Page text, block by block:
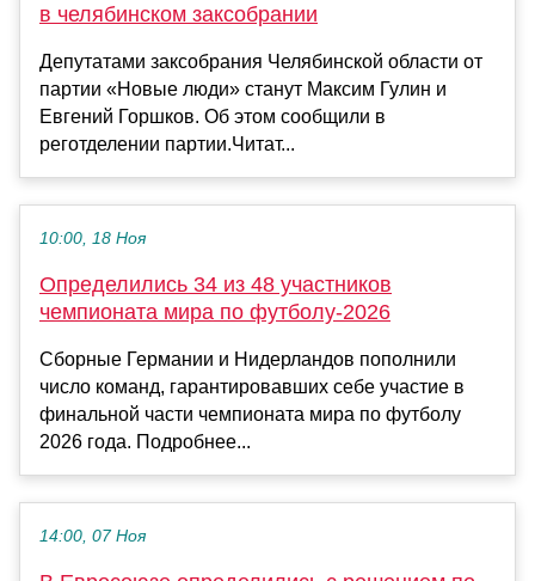
в челябинском заксобрании
Депутатами заксобрания Челябинской области от
партии «Новые люди» станут Максим Гулин и
Евгений Горшков. Об этом сообщили в
реготделении партии.Читат...
10:00, 18 Ноя
Определились 34 из 48 участников
чемпионата мира по футболу‑2026
Сборные Германии и Нидерландов пополнили
число команд, гарантировавших себе участие в
финальной части чемпионата мира по футболу
2026 года. Подробнее...
14:00, 07 Ноя